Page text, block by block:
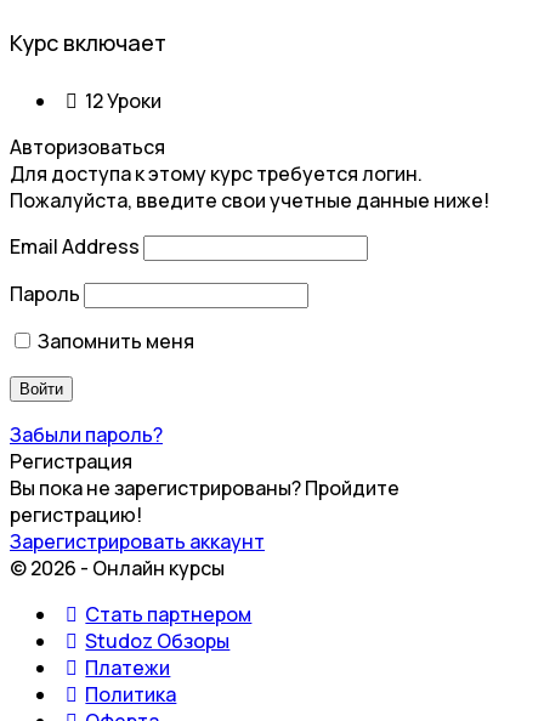
Курс включает
12 Уроки
Авторизоваться
Для доступа к этому курс требуется логин.
Пожалуйста, введите свои учетные данные ниже!
Email Address
Пароль
Запомнить меня
Забыли пароль?
Регистрация
Вы пока не зарегистрированы? Пройдите
регистрацию!
Зарегистрировать аккаунт
© 2026 - Онлайн курсы
Стать партнером
Studoz Обзоры
Платежи
Политика